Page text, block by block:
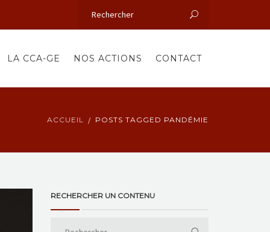
LA CCA-GE NOS ACTIONS CONTACT
ACCUEIL POSTS TAGGED PANDÉMIE
RECHERCHER UN CONTENU